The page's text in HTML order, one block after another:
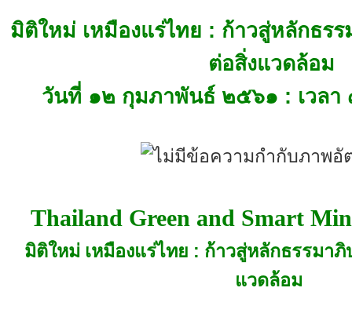
มิติใหม่ เหมืองแร่ไทย : ก้าวสู่หลักธร
ต่อสิ่งแวดล้อม
วันที่ ๑๒ กุมภาพันธ์ ๒๕๖๑ : เวลา
Thailand Green and Smart
มิติใหม่ เหมืองแร่ไทย : ก้าวสู่หลักธรรมา
แวดล้อม